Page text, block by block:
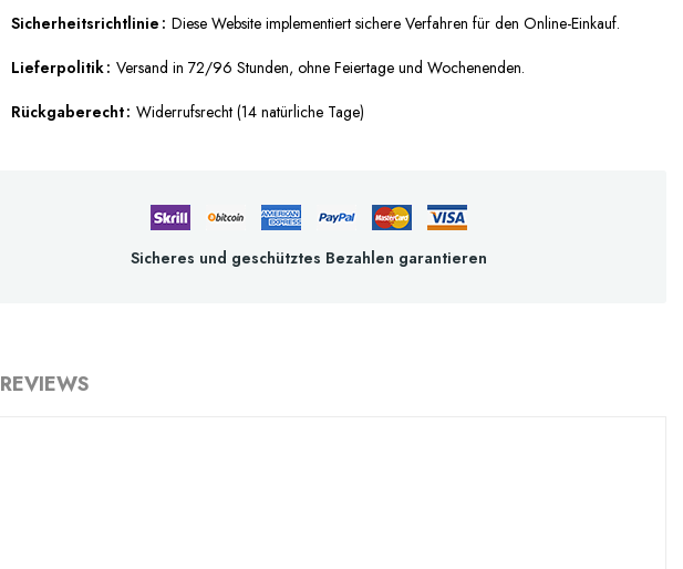
Sicherheitsrichtlinie Diese Website implementiert sichere Verfahren für den Online-Einkauf.
Lieferpolitik Versand in 72/96 Stunden, ohne Feiertage und Wochenenden.
Rückgaberecht Widerrufsrecht (14 natürliche Tage)
Sicheres und geschütztes Bezahlen garantieren
REVIEWS